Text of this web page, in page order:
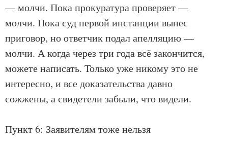
— молчи. Пока прокуратура проверяет —
молчи. Пока суд первой инстанции вынес
приговор, но ответчик подал апелляцию —
молчи. А когда через три года всё закончится,
можете написать. Только уже никому это не
интересно, и все доказательства давно
сожжены, а свидетели забыли, что видели.
Пункт 6: Заявителям тоже нельзя